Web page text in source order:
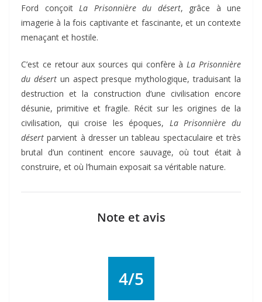
Ford conçoit La Prisonnière du désert, grâce à une
imagerie à la fois captivante et fascinante, et un contexte
menaçant et hostile.
C’est ce retour aux sources qui confère àLa Prisonnière
du désertun aspect presque mythologique, traduisant la
destruction et la construction d’une civilisation encore
désunie, primitive et fragile. Récit sur les origines de la
civilisation, qui croise les époques, La Prisonnière du
désert parvient à dresser un tableau spectaculaire et très
brutal d’un continent encore sauvage, où tout était à
construire, et où l’humain exposait sa véritable nature.
Note et avis
4/5